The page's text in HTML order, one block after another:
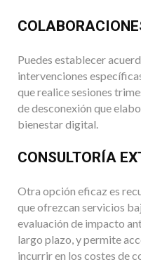
Puedes establecer
intervenciones
que realice sesiones
de desconexión que
bienestar digital.
CONSULTORÍA
Otra opción eficaz es
que ofrezcan servicios
evaluación de impacto
largo plazo, y permite
incurrir en los costes de